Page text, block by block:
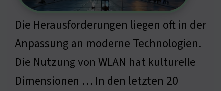
Die Herausforderungen liegen oft in der
Anpassung an moderne Technologien.
Die Nutzung von WLAN hat kulturelle
Dimensionen … In den letzten 20